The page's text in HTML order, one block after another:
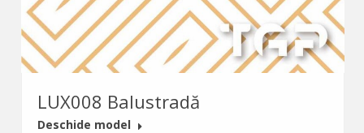
LUX008 Balustradă
Deschide model